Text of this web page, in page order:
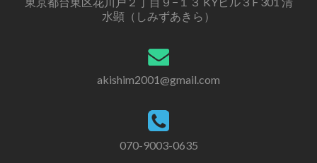
水顕（しみずあきら）
akishim2001@gmail.com
070-9003-0635